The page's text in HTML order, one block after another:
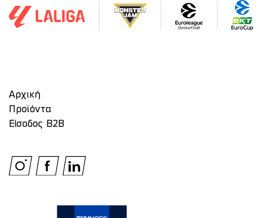
Αρχική
Προϊόντα
Είσοδος Β2Β